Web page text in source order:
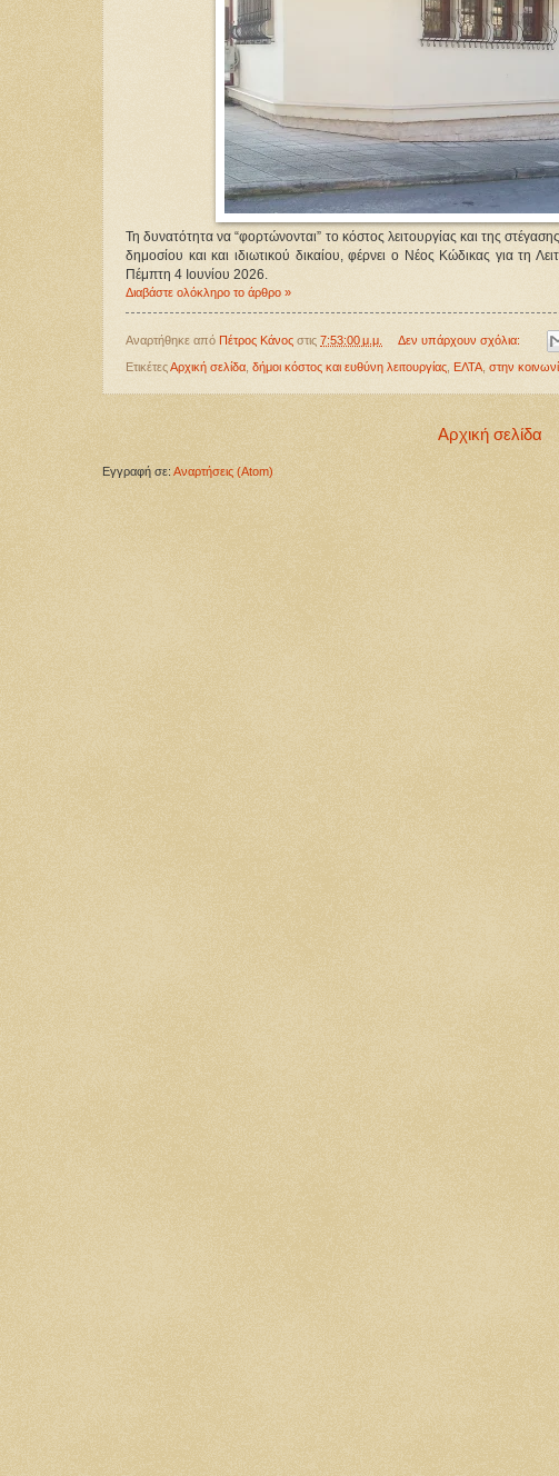
Τη δυνατότητα να “φορτώνονται” το κόστος λειτουργίας και της
δημοσίου και και ιδιωτικού δικαίου, φέρνει ο Νέος Κώδικας για τη
Πέμπτη 4 Ιουνίου 2026.
Διαβάστε ολόκληρο το άρθρο »
Αναρτήθηκε από Πέτρος Κάνος στις 7:53:00 μ.μ. Δεν υπάρχουν σχόλια:
ΕτικέτεςΑρχική σελίδα δήμοι κόστος και ευθύνη λειτουργίας ΕΛΤΑ στην
Αρχική σελίδα
Εγγραφή σε: Αναρτήσεις (Atom)